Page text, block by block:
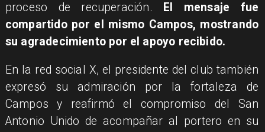
proceso de recuperación.
El mensaje fue
compartido por el mismo Campos, mostrando
su agradecimiento por el apoyo recibido.
En la red social X, el presidente del club también
expresó su admiración por la fortaleza de
Campos y reafirmó el compromiso del San
Antonio Unido de acompañar al portero en su